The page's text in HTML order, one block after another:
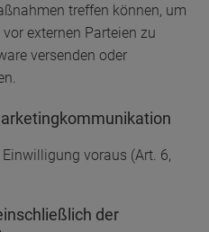
treffen können, um
externen Parteien zu
versenden oder
voraus (Art. 6,
der